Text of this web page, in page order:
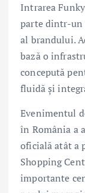
Intrarea
parte dintr-un
al brandului.
bază o
concepută
fluidă și
Evenimentul
în România a
oficială atât a
Shopping
importante